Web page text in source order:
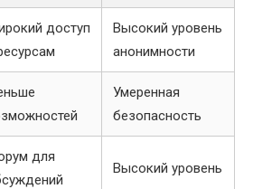
доступ
Высокий уровень
анонимности
Умеренная
безопасность
для
Высокий уровень